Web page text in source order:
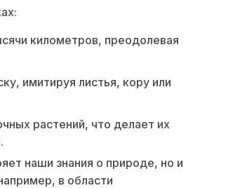
километров, преодолевая
имитируя листья, кору или
растений, что делает их
наши знания о природе, но и
в области